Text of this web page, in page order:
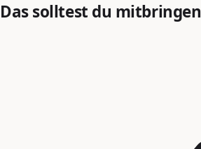
Das solltest du mitbringen